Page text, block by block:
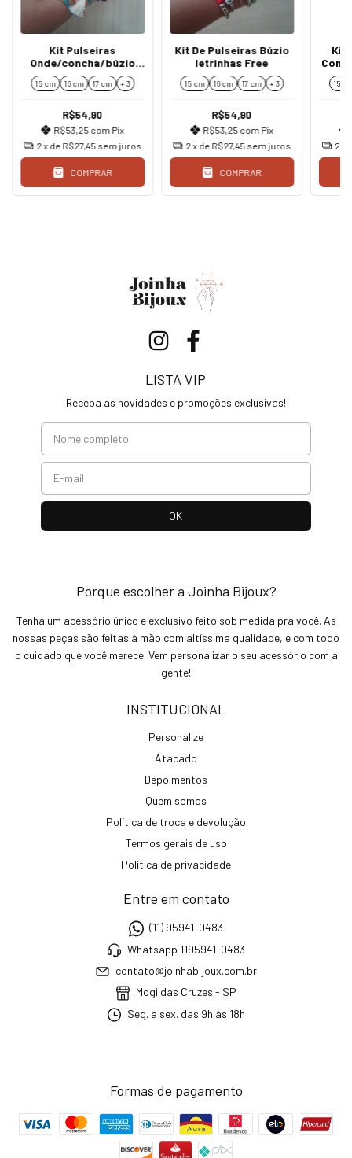
Kit Pulseiras
Onde/concha/búzio
Boho Coloridas
15 cm 16 cm 17 cm + 3
R$54,90
R$53,25 com Pix
2x de R$27,45 sem juros
COMPRAR
Kit De Pulseiras Búzio
letrinhas Free
15 cm 16 cm 17 cm + 3
R$54,90
R$53,25 com Pix
2x de R$27,45 sem juros
COMPRAR
Kit
15
2
LISTA VIP
Receba as novidades e promoções exclusivas!
Porque escolher a Joinha Bijoux?
Tenha um acessório único e exclusivo feito sob medida pra você. As
nossas peças são feitas à mão com altíssima qualidade, e com todo
o cuidado que você merece. Vem personalizar o seu acessório com a
gente!
INSTITUCIONAL
Personalize
Atacado
Depoimentos
Quem somos
Política de troca e devolução
Termos gerais de uso
Política de privacidade
Entre em contato
(11) 95941-0483
Whatsapp 1195941-0483
contato@joinhabijoux.com.br
Mogi das Cruzes - SP
Seg. a sex. das 9h às 18h
Formas de pagamento